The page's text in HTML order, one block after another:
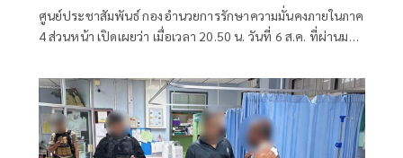
ศูนย์ประชาสัมพันธ์ กองอำนวยการรักษาความมั่นคงภายในภาค
4 ส่วนหน้า เปิดเผยว่า เมื่อเวลา 20.50 น. วันที่ 6 ส.ค. ที่ผ่านมา
อาแว อดีตผู้ช่วยผู้ใหญ่บ้านหมู่ที่ 5